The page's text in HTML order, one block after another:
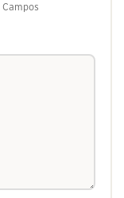
Campos